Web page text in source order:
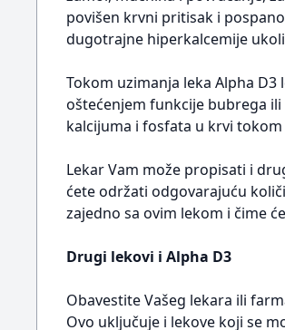
povišen krvni pritisak i
dugotrajne hiperkalcemije
Tokom uzimanja leka Alpha
oštećenjem funkcije bubrega
kalcijuma i fosfata u krvi
Lekar Vam može propisati i
ćete održati odgovarajuću
zajedno sa ovim lekom i čime
Drugi lekovi i Alpha D3
Obavestite Vašeg lekara ili
Ovo uključuje i lekove koji se